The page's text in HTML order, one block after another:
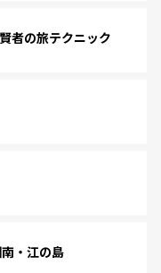
者の旅テクニック
・江の島